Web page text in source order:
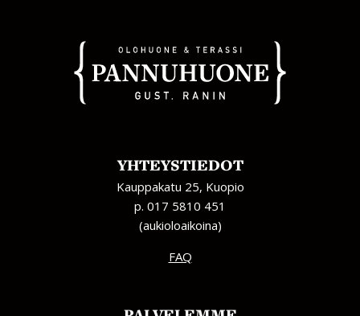
YHTEYSTIEDOT
Kauppakatu 25, Kuopio
p. 017 5810 451
(aukioloaikoina)
FAQ